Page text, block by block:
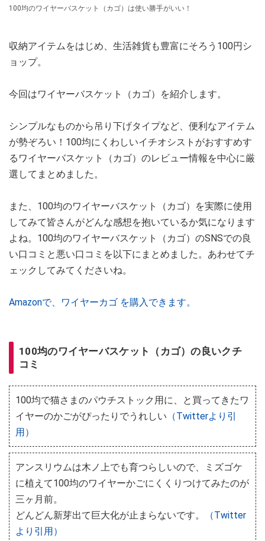
100均のワイヤーバスケット（カゴ）は使い勝手がいい！
収納アイテムをはじめ、生活雑貨も豊富にそろう100円シ
ョップ。
今回はワイヤーバスケット（カゴ）を紹介します。
シンプルなものから吊り下げタイプなど、便利なアイテム
が勢ぞろい！100均にくわしいイチオシストがおすすめす
るワイヤーバスケット（カゴ）のレビュー情報を中心に厳
選してまとめました。
また、100均のワイヤーバスケット（カゴ）を実際に使用
してみて皆さんがどんな感想を抱いているか気になります
よね。100均のワイヤーバスケット（カゴ）のSNSでの良
い口コミと悪い口コミを以下にまとめました。あわせてチ
ェックしてみてくださいね。
Amazonで、ワイヤーカゴ を購入できます。
100均のワイヤーバスケット（カゴ）の良いクチ
コミ
100均で猫さまのパウチストック用に、と買ってきたワ
イヤーのかごがぴったりでうれしい （Twitterより引
用）
アンスリウムは木ノ上でも育つらしいので、ミズゴケ
に植えて100均のワイヤーかごにくくりつけてみたのが
三ヶ月前。
どんどん新芽出て巨大化が止まらないです。
（Twitter
より引用）